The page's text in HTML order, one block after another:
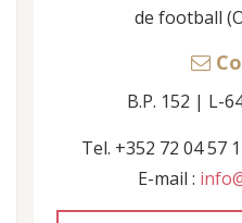
de football
B.P. 152 | L-
Tel. +352 72 04 57
E-mail :